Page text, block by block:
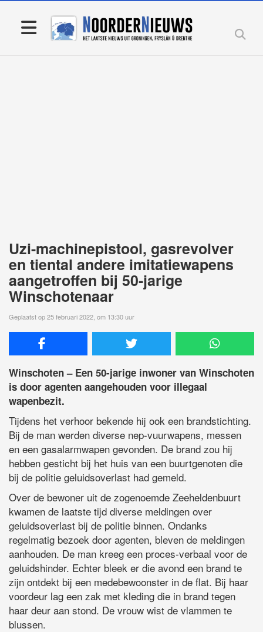
Uzi-machinepistool, gasrevolver
en tiental andere imitatiewapens
aangetroffen bij 50-jarige
Winschotenaar
Geplaatst op 25 februari 2022, om 13:30 uur
Winschoten – Een 50-jarige inwoner van Winschoten
is door agenten aangehouden voor illegaal
wapenbezit.
Tijdens het verhoor bekende hij ook een brandstichting.
Bij de man werden diverse nep-vuurwapens, messen
en een gasalarmwapen gevonden. De brand zou hij
hebben gesticht bij het huis van een buurtgenoten die
bij de politie geluidsoverlast had gemeld.
Over de bewoner uit de zogenoemde Zeeheldenbuurt
kwamen de laatste tijd diverse meldingen over
geluidsoverlast bij de politie binnen. Ondanks
regelmatig bezoek door agenten, bleven de meldingen
aanhouden. De man kreeg een proces-verbaal voor de
geluidshinder. Echter bleek er die avond een brand te
zijn ontdekt bij een medebewoonster in de flat. Bij haar
voordeur lag een zak met kleding die in brand tegen
haar deur aan stond. De vrouw wist de vlammen te
blussen.